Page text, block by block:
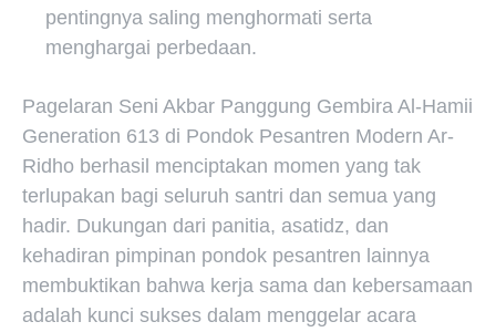
pentingnya saling menghormati serta
menghargai perbedaan.
Pagelaran Seni Akbar Panggung Gembira Al-Hamii
Generation 613 di Pondok Pesantren Modern Ar-
Ridho berhasil menciptakan momen yang tak
terlupakan bagi seluruh santri dan semua yang
hadir. Dukungan dari panitia, asatidz, dan
kehadiran pimpinan pondok pesantren lainnya
membuktikan bahwa kerja sama dan kebersamaan
adalah kunci sukses dalam menggelar acara